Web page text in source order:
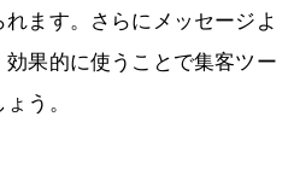
ます。さらにメッセージよ
果的に使うことで集客ツー
う。